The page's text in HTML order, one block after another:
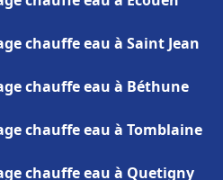
chauffe eau à Saint Jean
chauffe eau à Béthune
chauffe eau à Tomblaine
chauffe eau à Quetigny